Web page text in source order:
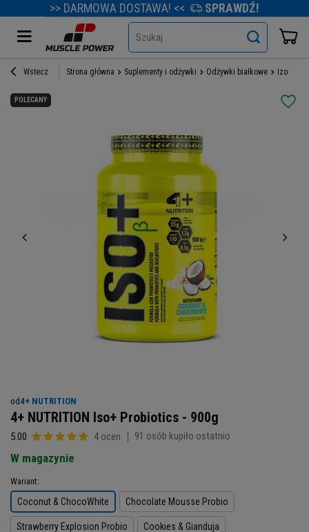
>> DARMOWA DOSTAWA! << SPRAWDŹ!
Szukaj
Wstecz Strona główna Suplementy i odżywki Odżywki białkowe Izolaty
POLECANY
od 4+ NUTRITION
4+ NUTRITION Iso+ Probiotics - 900g
5.00 4 ocen 91 osób kupiło ostatnio
W magazynie
Wariant
Coconut & ChocoWhite Chocolate Mousse Probio
Strawberry Explosion Probio Cookies & Gianduja